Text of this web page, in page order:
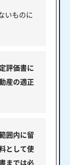
いものに
評価書に
産の適正
囲内に留
として使
までは必